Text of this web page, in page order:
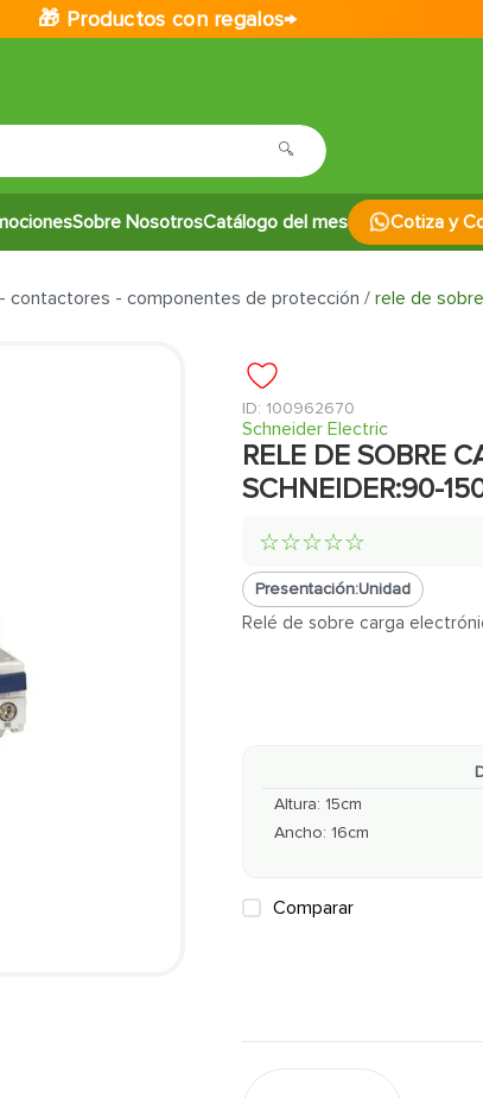
🎁 Productos con regalos→
Sobre NosotrosCatálogo del mes Cotiza y
contactores - componentes de protección rele de
: 100962670
Schneider Electric
RELE DE SOBRE
SCHNEIDER:90-
☆☆☆☆☆
Presentación:Unidad
Relé de sobre carga
Altura: 15cm
Ancho: 16cm
Comparar